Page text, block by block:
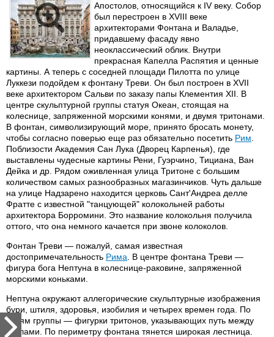
Апостолов, относящийся к IV веку. Собор
был перестроен в XVIII веке
архитекторами Фонтана и Валадье,
придавшему фасаду явно
неоклассический облик. Внутри
прекрасная Капелла Распятия и ценные
картины. А теперь с соседней площади Пилотта по улице
Луккези подойдем к фонтану Треви. Он был построен в XVII
веке архитектором Сальви по заказу папы Клементия XII. В
центре скульптурной группы статуя Океан, стоящая на
колеснице, запряженной морскими конями, и двумя тритонами.
В фонтан, символизирующий море, принято бросать монету,
чтобы согласно поверью еще раз обязательно посетить Рим
Поблизости Академия Сан Лука (Дворец Карпенья), где
выставлены чудесные картины Рени, Гуэрчино, Тициана, Ван
Дейка и др. Рядом оживленная улица Тритоне с большим
количеством самых разнообразных магазинчиков. Чуть дальше
на улице Надзарено находится церковь Сант'Андреа делле
Фратте с известной "танцующей" колокольней работы
архитектора Борромини. Это название колокольня получила
оттого, что она немного качается при звоне колоколов.
Фонтан Треви — пожалуй, самая известная
достопримечательность Рима . В центре фонтана Треви —
фигура бога Нептуна в колеснице-раковине, запряженной
морскими коньками.
Нептуна окружают аллегорические скульптурные изображения
бури, штиля, здоровья, изобилия и четырех времен года. По
краям группы — фигурки тритонов, указывающих путь между
скалами. По периметру фонтана тянется широкая лестница.